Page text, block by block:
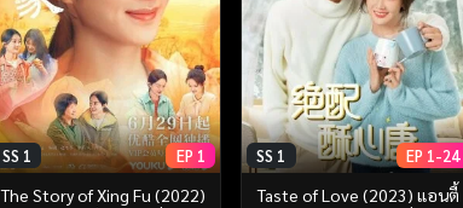
SS 1 EP 1
The Story of Xing Fu (2022)
SS 1 EP 1-24
Taste of Love (2023) แอนตี้